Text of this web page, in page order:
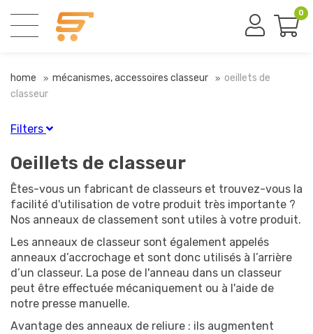
0
home mécanismes, accessoires classeur
oeillets de
classeur
Filters
Finition
Bleu(1)
Nickelé(2)
Noir(2)
Rouge(1)
Vert(1)
Diamètre
Oeillets de classeur
Êtes-vous un fabricant de classeurs et trouvez-vous la
facilité d'utilisation de votre produit très importante ?
Nos anneaux de classement sont utiles à votre produit.
Les anneaux de classeur sont également appelés
anneaux d’accrochage et sont donc utilisés à l’arrière
d’un classeur. La pose de l'anneau dans un classeur
peut être effectuée mécaniquement ou à l'aide de
notre presse manuelle.
Avantage des anneaux de reliure : ils augmentent